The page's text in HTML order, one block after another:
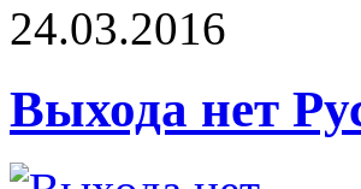
24.03.2016
Выхода нет